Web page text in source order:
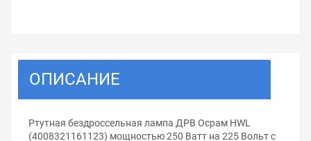
ОПИСАНИЕ
Ртутная бездроссельная лампа ДРВ Осрам HWL
(4008321161123) мощностью 250 Ватт на 225 Вольт с